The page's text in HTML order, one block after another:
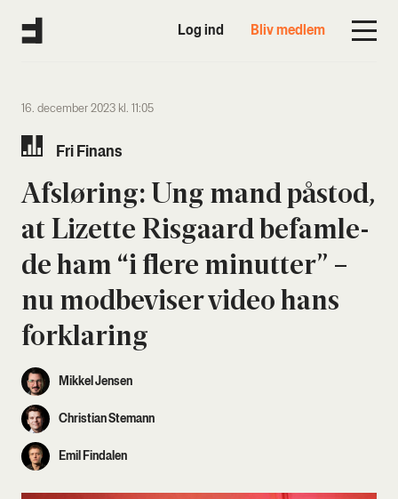
Log ind Bliv medlem
16. december 2023 kl. 11:05
Fri Finans
Afslø­ring: Ung mand påstod,
at Lizet­te Ris­gaard befam­le­
de ham “i fle­re minut­ter” –
nu mod­be­vi­ser video hans
for­kla­ring
Mikkel Jensen
Christian Stemann
Emil Findalen